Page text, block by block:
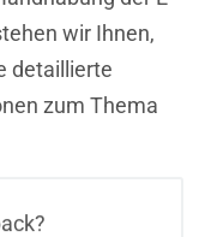
wir Ihnen,
detaillierte
zum Thema